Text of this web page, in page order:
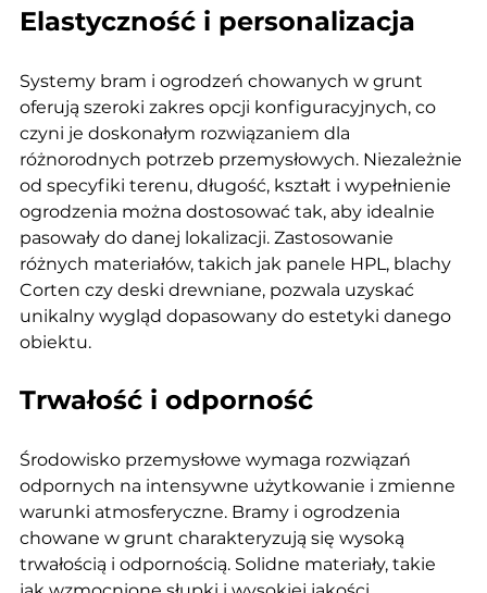
Elastyczność i personalizacja
Systemy bram i ogrodzeń chowanych w grunt
oferują szeroki zakres opcji konfiguracyjnych, co
czyni je doskonałym rozwiązaniem dla
różnorodnych potrzeb przemysłowych. Niezależnie
od specyfiki terenu, długość, kształt i wypełnienie
ogrodzenia można dostosować tak, aby idealnie
pasowały do danej lokalizacji. Zastosowanie
różnych materiałów, takich jak panele HPL, blachy
Corten czy deski drewniane, pozwala uzyskać
unikalny wygląd dopasowany do estetyki danego
obiektu.
Trwałość i odporność
Środowisko przemysłowe wymaga rozwiązań
odpornych na intensywne użytkowanie i zmienne
warunki atmosferyczne. Bramy i ogrodzenia
chowane w grunt charakteryzują się wysoką
trwałością i odpornością. Solidne materiały, takie